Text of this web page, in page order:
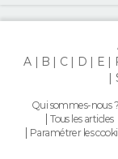
A
B C D E
Qui sommes-nous ?
Tous les articles
Paramétrer les